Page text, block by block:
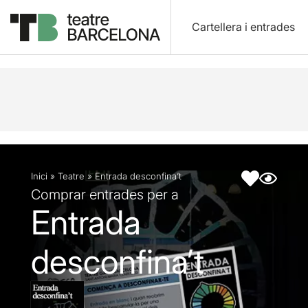
Cartellera i entrades
Descripció Fitxa artística
Inici » Teatre »Entrada desconfina’t
Comprar entrades per a
Entrada
desconfina’t